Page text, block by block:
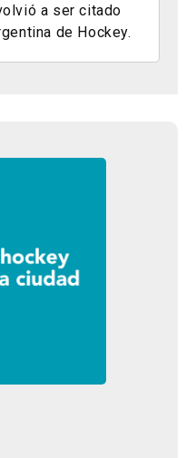
a ser citado
de Hockey.